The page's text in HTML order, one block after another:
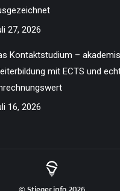
27, 2026
Kontaktstudium –
mit ECTS und
16, 2026